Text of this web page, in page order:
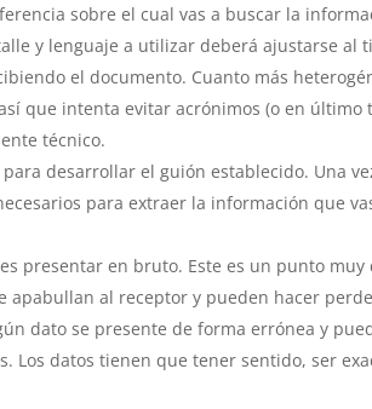
sobre el cual vas a buscar la
y lenguaje a utilizar deberá ajustarse al
el documento. Cuanto más
que intenta evitar acrónimos (o en último
técnico.
para desarrollar el guión establecido. Una
para extraer la información que
presentar en bruto. Este es un punto muy
al receptor y pueden hacer
dato se presente de forma errónea y
Los datos tienen que tener sentido, ser